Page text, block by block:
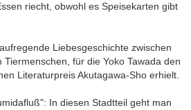
riecht, obwohl es Speisekarten gibt
Liebesgeschichte zwischen
für die Yoko Tawada den
Literaturpreis Akutagawa-Sho erhielt.
In diesen Stadtteil geht man